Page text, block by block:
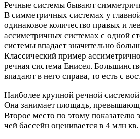
Речные системы бывают
В симметричных системах у
одинаковое количество правых и
ассиметричных системах с одной
системы впадает значительно
Классический пример
речная система Енисея.
впадают в него справа, то есть с
Наиболее крупной речной
Она занимает площадь,
Второе место по этому показателю
чей бассейн оценивается в 4 млн